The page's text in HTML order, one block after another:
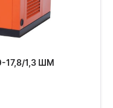
17,8/1,3 ШМ